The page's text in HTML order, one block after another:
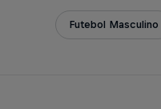
Futebol Masculino